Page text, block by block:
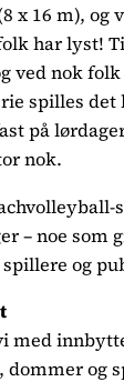
x 16 m), og
har lyst!
ved nok folk
spilles det
på
nok.
– noe som
og
med
dommer og